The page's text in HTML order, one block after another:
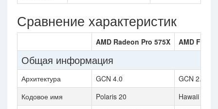
Сравнение характеристик
AMD Radeon Pro 575X AMD
Общая информация
Архитектура GCN 4.0
GCN 2.0
Кодовое имя
Polaris 20
Hawaii